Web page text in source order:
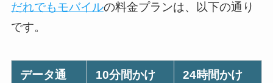
だれでもモバイルの料金プランは、以下の通り
です。
データ通
10分間かけ
24時間かけ